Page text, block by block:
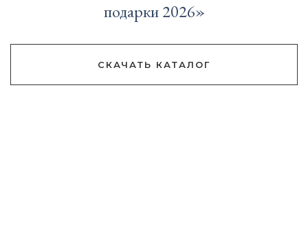
подарки 2026»
СКАЧАТЬ КАТАЛОГ